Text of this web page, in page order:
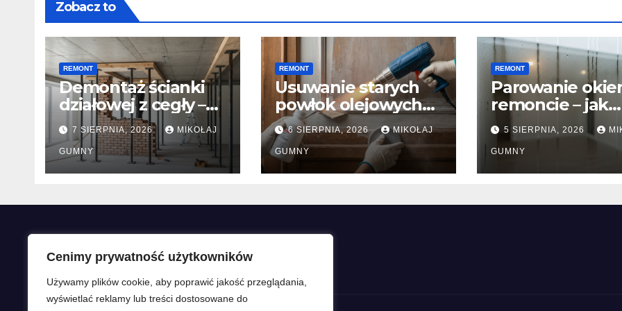
Cenimy prywatność użytkowników
Używamy plików cookie, aby poprawić jakość przeglądania,
wyświetlać reklamy lub treści dostosowane do
Zobacz to
REMONT
Demontaż ścianki
działowej z cegły –
jak zabezpieczyć
strop przed
odbiciem i
pękaniem?
7 SIERPNIA, 2026 MIKOŁAJ
GUMNY
REMONT
Usuwanie starych
powłok olejowych
(lamperii) – metody
chemiczne,
opalanie czy
szlifowanie?
6 SIERPNIA, 2026 MIKOŁAJ
GUMNY
REMONT
Parowanie
remoncie – jak
naprawić błędy
wentylacji
grawitacyjnej?
5 SIERPNIA, 2026
GUMNY